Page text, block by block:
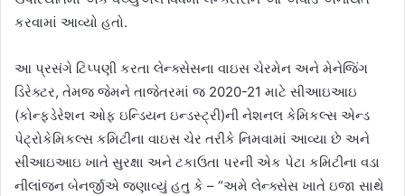
કરવામાં આવ્યો હતો.
આ પ્રસંગે ટિપ્પણી કરતા લેન્ક્સેસના વાઇસ ચેરમેન અને મેનેજિંગ
ડિરેક્ટર, તેમજ જેમને તાજેતરમાં જ 2020-21 માટે સીઆઇઆઇ
(કોન્ફ્ડેરેશન ઓફ ઇન્ડિયન ઇન્ડસ્ટ્રી)ની નેશનલ કેમિકલ્સ એન્ડ
પેટ્રોકેમિકલ્સ કમિટીના વાઇસ ચેર તરીકે નિમવામાં આવ્યા છે અને
સીઆઇઆઇ ખાતે સુરક્ષા અને ટકાઉતા પરની એક પેટા કમિટીના વડા
નીલાંજન બેનર્જીએ જણાવ્યું હતુ કે – “અમે લેન્ક્સેસ ખાતે ઇજા સાથે